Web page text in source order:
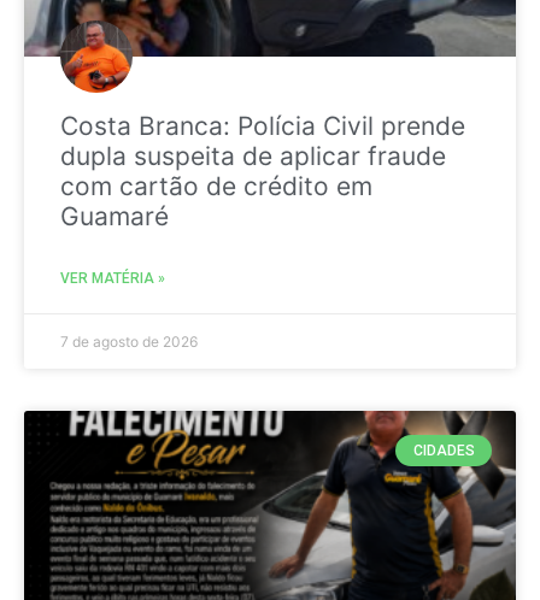
Costa Branca: Polícia Civil prende
dupla suspeita de aplicar fraude
com cartão de crédito em
Guamaré
VER MATÉRIA »
7 de agosto de 2026
CIDADES